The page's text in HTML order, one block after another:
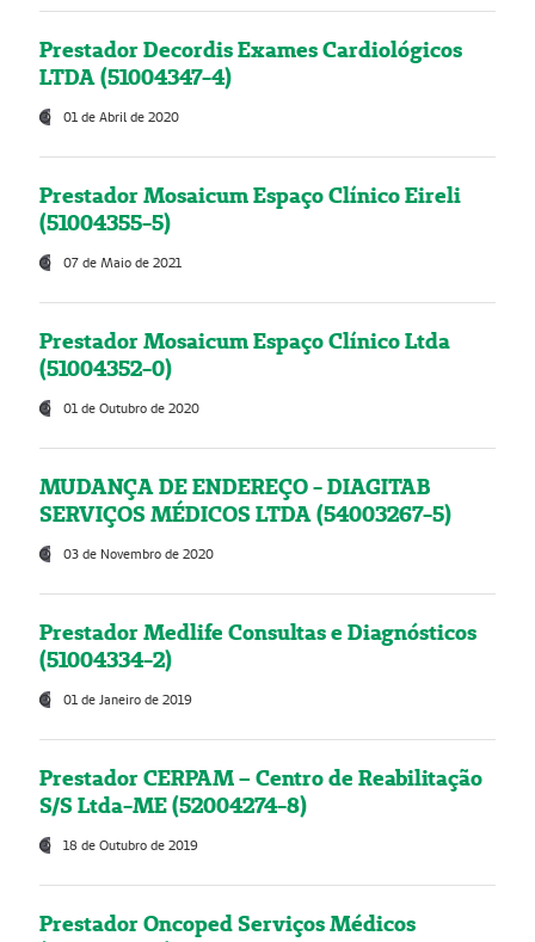
Prestador Decordis Exames Cardiológicos
LTDA (51004347-4)
01 de Abril de 2020
Prestador Mosaicum Espaço Clínico Eireli
(51004355-5)
07 de Maio de 2021
Prestador Mosaicum Espaço Clínico Ltda
(51004352-0)
01 de Outubro de 2020
MUDANÇA DE ENDEREÇO - DIAGITAB
SERVIÇOS MÉDICOS LTDA (54003267-5)
03 de Novembro de 2020
Prestador Medlife Consultas e Diagnósticos
(51004334-2)
01 de Janeiro de 2019
Prestador CERPAM – Centro de Reabilitação
S/S Ltda-ME (52004274-8)
18 de Outubro de 2019
Prestador Oncoped Serviços Médicos